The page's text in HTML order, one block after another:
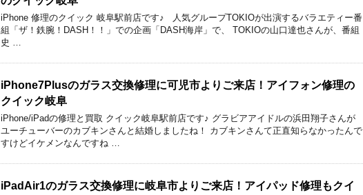
iPhone 修理のクイック 岐阜駅前店です♪ 人気グループTOKIOが出演するバラエティー番
組「ザ！鉄腕！DASH！！」での企画「DASH海岸」で、 TOKIOの山口達也さんが、番組
史 …
iPhone7Plusのガラス交換修理に可児市よりご来店！アイフォン修理の
クイック岐阜
iPhone/iPadの修理と買取 クイック岐阜駅前店です♪ グラビアアイドルの浜田翔子さんが
ユーチューバーのカブキンさんと結婚しましたね！ カブキンさんて正直知らなかったんで
すけどイケメンなんですね …
iPadAir1のガラス交換修理に岐阜市よりご来店！アイパッド修理もクイ